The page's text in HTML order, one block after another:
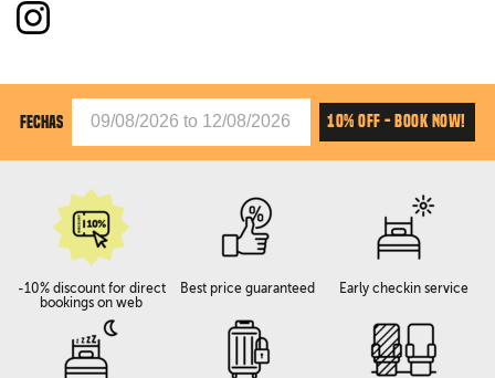
FECHAS 10% OFF - BOOK NOW!
-10% discount for direct
bookings on web
Best price guaranteed Early checkin service